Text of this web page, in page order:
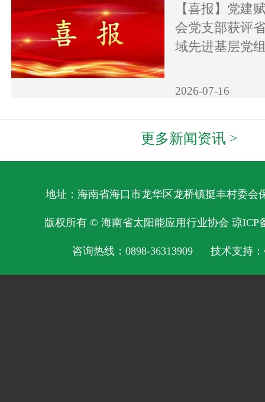
【喜报】党建
会党支部获评
域先进基层党
2026-07-16
更多新闻资讯 >
地址：海南省海口市龙华区龙桥镇挺丰村委会
版权所有 © 海南省太阳能应用行业协会琼ICP
咨询热线：0898-36313909 技术支持：